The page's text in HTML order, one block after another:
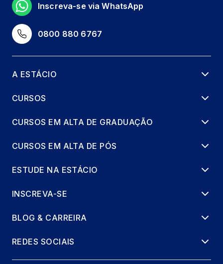
0800 880 6767
Inscreva-se via WhatsApp
A ESTÁCIO
CURSOS
CURSOS EM ALTA DE GRADUAÇÃO
CURSOS EM ALTA DE PÓS
ESTUDE NA ESTÁCIO
INSCREVA-SE
BLOG & CARREIRA
REDES SOCIAIS